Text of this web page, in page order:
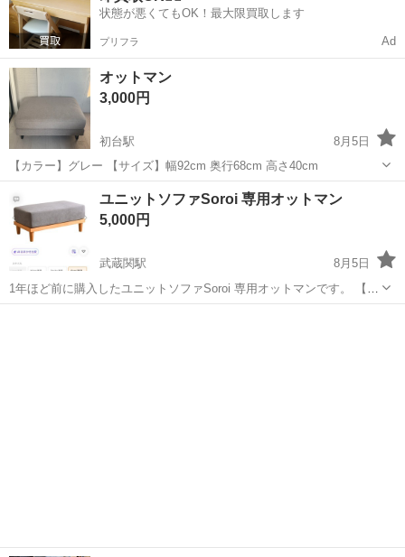
状態が悪くてもOK！最大限買取します
プリフラ Ad
オットマン
3,000円
初台駅
8月5日
【カラー】グレー 【サイズ】幅92cm 奥行68cm 高さ40cm
初台駅
ユニットソファSoroi 専用オットマン
5,000円
武蔵関駅
8月5日
1年ほど前に購入したユニットソファSoroi 専用オットマンです。 【購
入時価格】13,700円ぐらい 【サイズ】【外形サイズ】幅約86×奥行約